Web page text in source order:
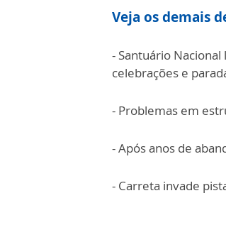
Veja os demais
- Santuário
celebrações e
- Problemas em
- Após anos de
- Carreta invade